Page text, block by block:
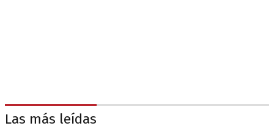
Las más leídas